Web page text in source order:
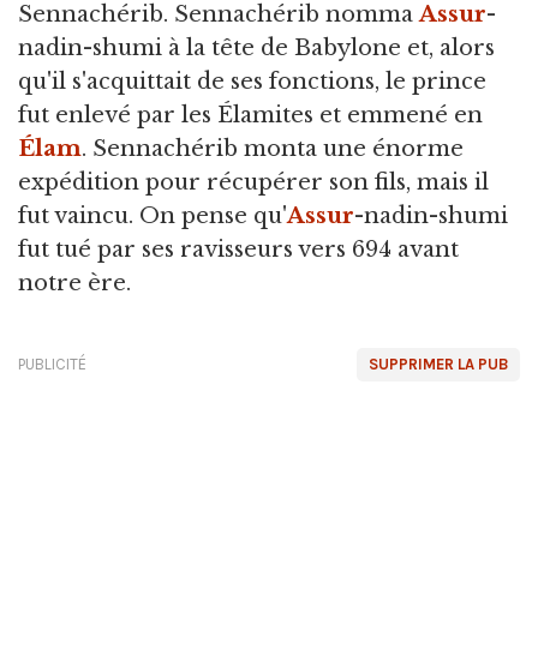
Sennachérib. Sennachérib nommaAssur-
nadin-shumi à la tête de Babylone et, alors
qu'il s'acquittait de ses fonctions, le prince
fut enlevé par les Élamites et emmené en
Élam. Sennachérib monta une énorme
expédition pour récupérer son fils, mais il
fut vaincu. On pense qu'Assur-nadin-shumi
fut tué par ses ravisseurs vers 694 avant
notre ère.
SUPPRIMER LA PUB
PUBLICITÉ